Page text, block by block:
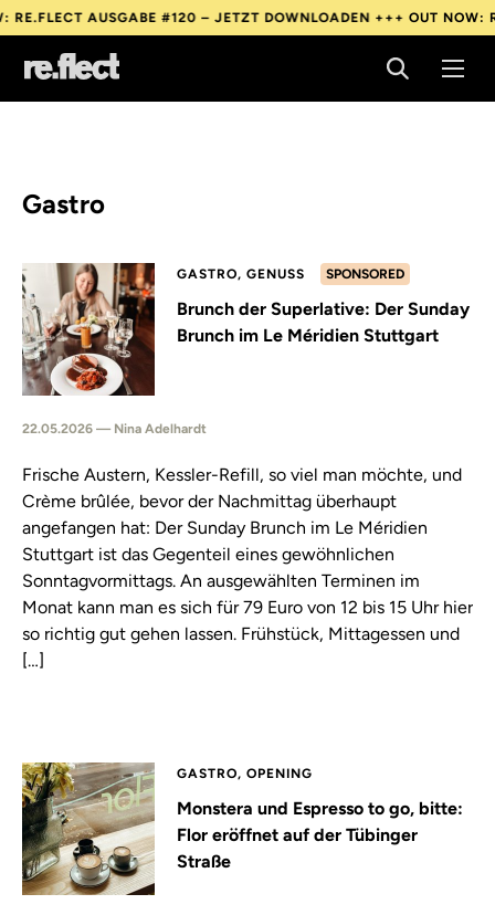
AUSGABE #120 – JETZT DOWNLOADEN +++OUT NOW:
AUSGABE #120 – JETZT DOWNLOADEN +++
Gastro
GASTRO, GENUSS SPONSORED
Brunch der Superlative: Der Sunday
Brunch im Le Méridien Stuttgart
22.05.2026 — Nina Adelhardt
Frische Austern, Kessler-Refill, so viel man möchte, und
Crème brûlée, bevor der Nachmittag überhaupt
angefangen hat: Der Sunday Brunch im Le Méridien
Stuttgart ist das Gegenteil eines gewöhnlichen
Sonntagvormittags. An ausgewählten Terminen im
Monat kann man es sich für 79 Euro von 12 bis 15 Uhr hier
so richtig gut gehen lassen. Frühstück, Mittagessen und
[…]
GASTRO, OPENING
Monstera und Espresso to go, bitte:
Flor eröffnet auf der Tübinger
Straße